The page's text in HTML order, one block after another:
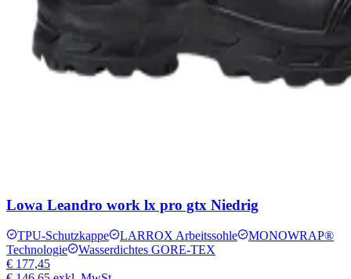
Lowa Leandro work lx pro gtx Niedrig
TPU-Schutzkappe LARROX Arbeitssohle
MONOWRAP®
Technologie
Wasserdichtes GORE-TEX
€ 177,45